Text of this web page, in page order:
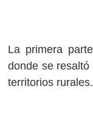
La primera
donde se
territorios rurales.